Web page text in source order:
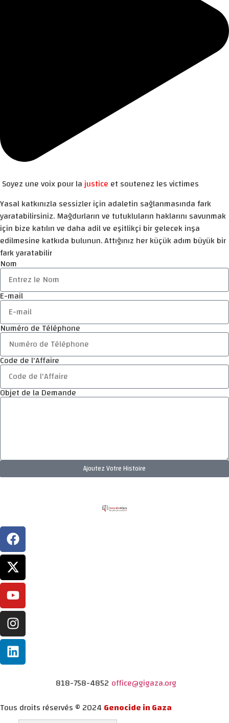
Soyez une voix pour lajustice et soutenez les victimes
Yasal katkınızla sessizler için adaletin sağlanmasında fark
yaratabilirsiniz. Mağdurların ve tutukluların haklarını savunmak
için bize katılın ve daha adil ve eşitlikçi bir gelecek inşa
edilmesine katkıda bulunun. Attığınız her küçük adım büyük bir
fark yaratabilir
Nom
E-mail
Numéro de Téléphone
Code de l'Affaire
Objet de la Demande
Ajoutez Votre Histoire
818-758-4852 office@gigaza.org
Tous droits réservés © 2024 Genocide in Gaza